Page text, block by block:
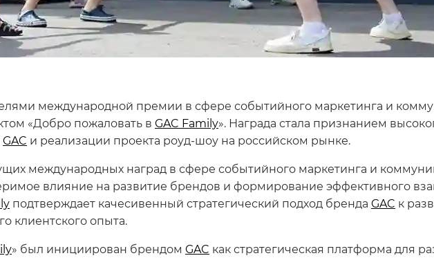
международной премии в сфере событийного маркетинга и
«Добро пожаловать в GAC Family». Награда стала признанием
GAC и реализации проекта роуд-шоу на российском рынке.
международных наград в сфере событийного маркетинга и
влияние на развитие брендов и формирование эффективного
подтверждает качесивенный стратегический подход бренда GAC к
клиентского опыта.
» был инициирован брендом GAC как стратегическая платформа для